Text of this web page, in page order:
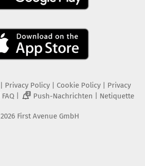
Privacy Policy| Cookie Policy| Privacy
FAQ| 2 Push-Nachrichten Netiquette
2026 First Avenue GmbH